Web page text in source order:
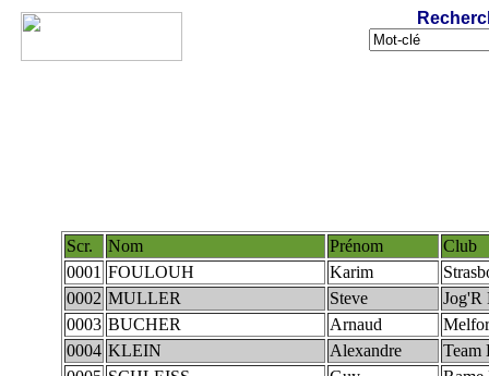
Scr. Nom Prénom
Club
0001 FOULOUH Karim
0002 MULLER Steve
Jog'R
0003 BUCHER Arnaud
0004 KLEIN Alexandre
Team